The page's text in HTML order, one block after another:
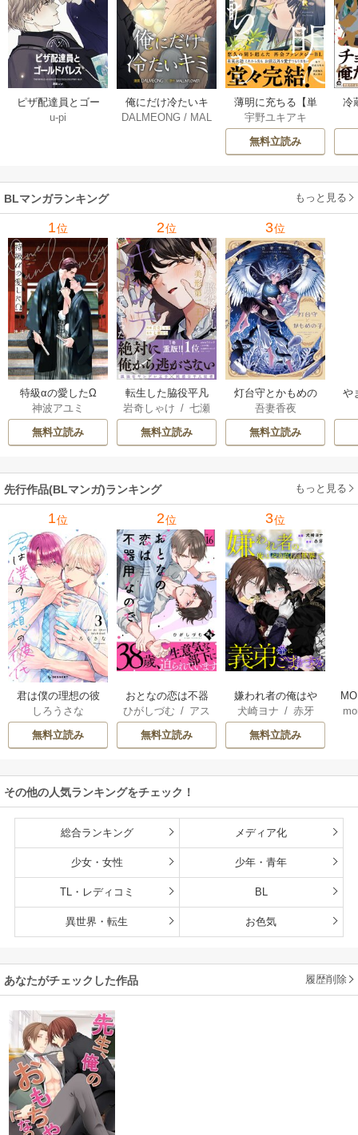
ピザ配達員とゴー
ルドパレス【タテ
u-pi
俺にだけ冷たいキ
ミ【タテヨミ】 34
DALMEONG / MAL
薄明に充ちる【単
行本版】 5巻
宇野ユキアキ
無料立読み
冷
BLマンガランキング もっと見る
1位
特級αの愛したΩ
神波アユミ
無料立読み
2位
転生した脇役平凡
な僕は、美形第二
王子をヤンデレに
してしまった【シ
岩奇しゃけ /七瀬
おむ
無料立読み
3位
灯台守とかもめの
子
吾妻香夜
無料立読み
や
先行作品(BLマンガ)ランキング もっと見る
1位
君は僕の理想の彼
氏
しろうさな
無料立読み
2位
おとなの恋は不器
用なので
ひがしづむ / アス
ティル編集部
無料立読み
3位
嫌われ者の俺はや
り直しの世界で義
弟達にごまをする
（分冊版）
犬崎ヨナ / 赤牙
無料立読み
その他の人気ランキングをチェック！
総合ランキング メディア化
少女・女性 少年・青年
TL・レディコミ BL
異世界・転生 お色気
あなたがチェックした作品 履歴削除